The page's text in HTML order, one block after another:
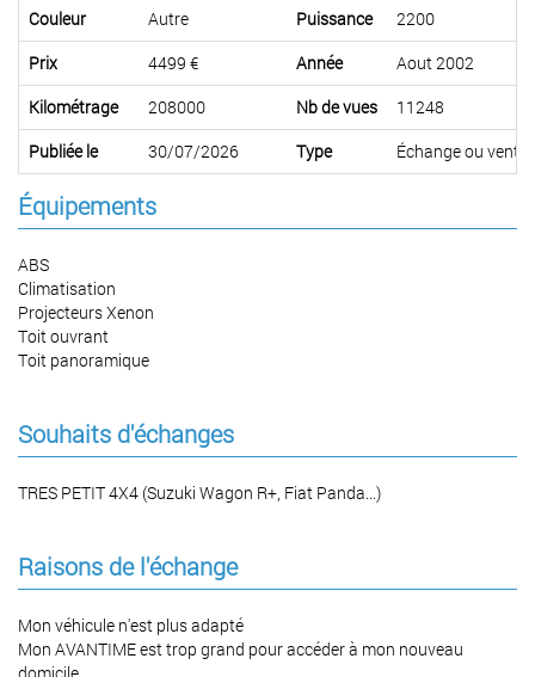
Couleur
Autre Puissance
2200
Prix
4499 € Année
Aout 2002
Kilométrage
208000 Nb de vues
11248
Publiée le
30/07/2026 Type Échange ou vente
Équipements
ABS
Climatisation
Projecteurs Xenon
Toit ouvrant
Toit panoramique
Souhaits d'échanges
TRES PETIT 4X4 (Suzuki Wagon R+, Fiat Panda...)
Raisons de l'échange
Mon véhicule n'est plus adapté
Mon AVANTIME est trop grand pour accéder à mon nouveau